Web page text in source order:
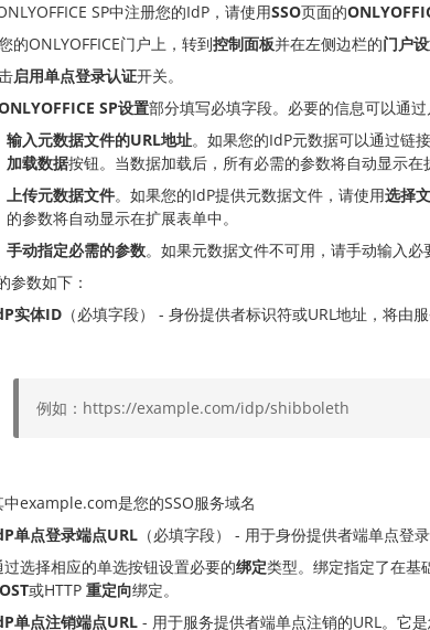
SP中注册您的IdP，请使用SSO页面的
的ONLYOFFICE门户上，转到控制面板并在左侧边栏的门户
启用单点登录认证开关。
SP设置部分填写必填字段。必要的信息可以通过
输入元数据文件的URL地址。如果您的IdP元数据可以通过链
加载数据按钮。当数据加载后，所有必需的参数将自动显示在
上传元数据文件。如果您的IdP提供元数据文件，请使用选择
的参数将自动显示在扩展表单中。
手动指定必需的参数。如果元数据文件不可用，请手动输入必
参数如下：
实体ID （必填字段） - 身份提供者标识符或URL地址，将由
例如：https://example.com/idp/shibboleth
中example.com是您的SSO服务域名
单点登录端点URL （必填字段） - 用于身份提供者端单点登
过选择相应的单选按钮设置必要的绑定类型。绑定指定了在基
或HTTP 重定向绑定。
单点注销端点URL - 用于服务提供者端单点注销的URL。它